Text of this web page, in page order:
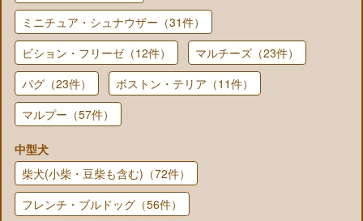
ミニチュア・シュナウザー（31件）
ビション・フリーゼ（12件）
マルチーズ（23件）
パグ（23件）
ボストン・テリア（11件）
マルプー（57件）
中型犬
柴犬(小柴・豆柴も含む)（72件）
フレンチ・ブルドッグ（56件）